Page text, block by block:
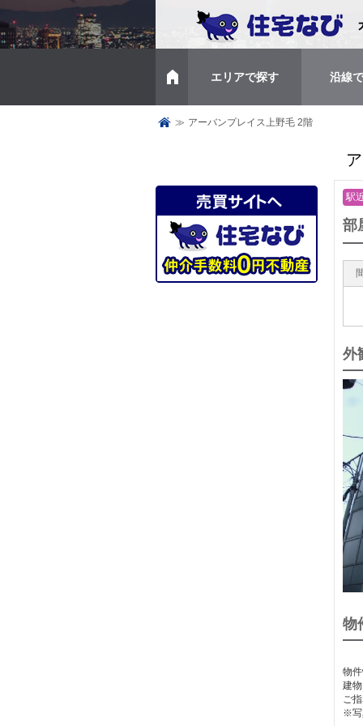
エリアで探す 沿線
トップページ
≫ アーバンプレイス上野毛 2階
駅
部
外
物
物
建
ご
※写